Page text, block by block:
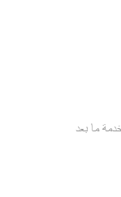
ما بعد